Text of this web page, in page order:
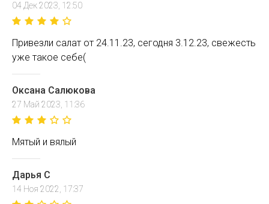
04 Дек 2023, 12:50
Привезли салат от 24.11.23, сегодня 3.12.23, свежесть
уже такое себе(
Оксана Салюкова
27 Май 2023, 11:36
Мятый и вялый
Дарья С
14 Ноя 2022, 17:37